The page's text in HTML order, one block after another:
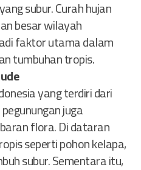
subur. Curah hujan
besar wilayah
faktor utama dalam
tumbuhan tropis.
yang terdiri dari
juga
flora. Di dataran
seperti pohon kelapa,
subur. Sementara itu,